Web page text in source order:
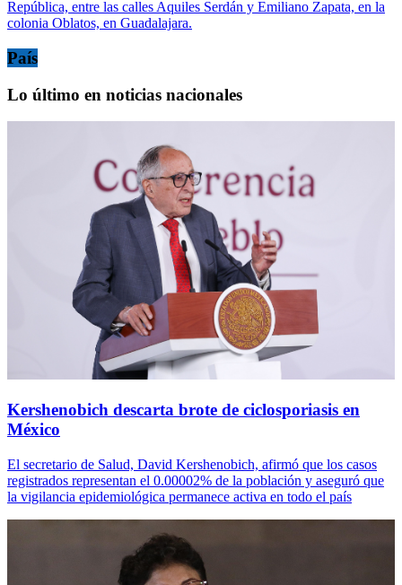
República, entre las calles Aquiles Serdán y Emiliano Zapata, en la
colonia Oblatos, en Guadalajara.
País
Lo último en noticias nacionales
Kershenobich descarta brote de ciclosporiasis en
México
El secretario de Salud, David Kershenobich, afirmó que los casos
registrados representan el 0.00002% de la población y aseguró que
la vigilancia epidemiológica permanece activa en todo el país